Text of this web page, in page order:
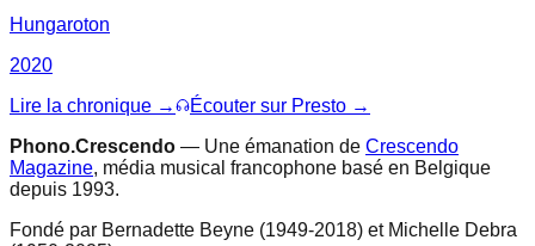
Hungaroton
2020
Lire la chronique →
Écouter sur Presto →
Phono.Crescendo — Une émanation de Crescendo
Magazine, média musical francophone basé en Belgique
depuis 1993.
Fondé par Bernadette Beyne (1949-2018) et Michelle Debra